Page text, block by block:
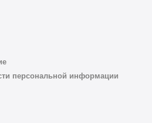
персональной информации